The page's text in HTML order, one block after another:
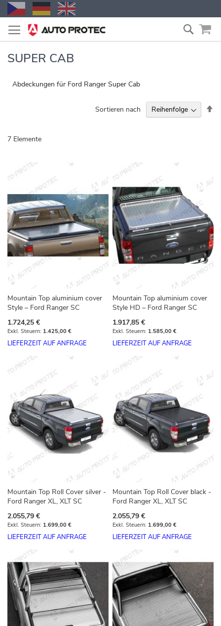
Zum
Inhalt
springen
Suche
SUPER CAB
Abdeckungen für Ford Ranger Super Cab
7 Elemente
Sortieren nach
Mountain Top aluminium cover
Style – Ford Ranger SC
1.724,25 €
1.425,00 €
LIEFERZEIT AUF ANFRAGE
Mountain Top aluminium cover
Style HD – Ford Ranger SC
1.917,85 €
1.585,00 €
LIEFERZEIT AUF ANFRAGE
Mountain Top Roll Cover silver -
Ford Ranger XL, XLT SC
2.055,79 €
1.699,00 €
LIEFERZEIT AUF ANFRAGE
Mountain Top Roll Cover black -
Ford Ranger XL, XLT SC
2.055,79 €
1.699,00 €
LIEFERZEIT AUF ANFRAGE